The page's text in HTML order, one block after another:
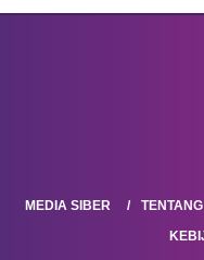
MEDIA SIBER TENTANG